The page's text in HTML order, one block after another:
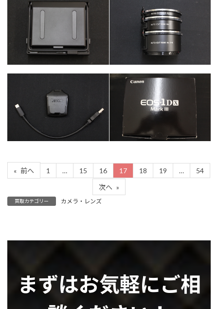
カテゴリー カメラ・レンズ カテゴリー
カテゴリー
パソコン・周辺機
カテゴリー
« 前へ 1 … 15 16 17 18 19 … 54
次へ »
買取カテゴリー カメラ・レンズ
まずはお気軽にご相